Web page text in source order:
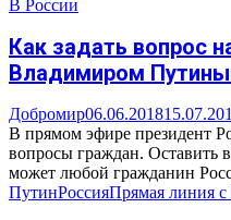
В России
Как задать вопрос
Владимиром
Добромир06.06.2018
В прямом эфире президент
вопросы граждан. Оставить
может любой гражданин
ПутинРоссияПрямая линия